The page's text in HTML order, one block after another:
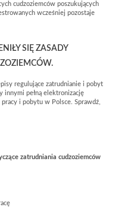
cudzoziemców poszukujących
wcześniej pozostaje
SIĘ ZASADY
regulujące zatrudnianie i pobyt
innymi pełną elektronizację
i pobytu w Polsce. Sprawdź,
zatrudniania cudzoziemców